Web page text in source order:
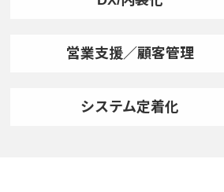
営業支援／顧客管理
システム定着化